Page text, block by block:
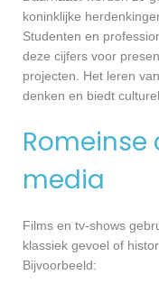
koninklijke
Studenten en
deze cijfers voor
projecten. Het leren
denken en biedt
Romeinse
media
Films en tv-shows
klassiek gevoel of
Bijvoorbeeld: